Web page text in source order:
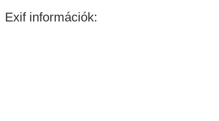
Exif információk: